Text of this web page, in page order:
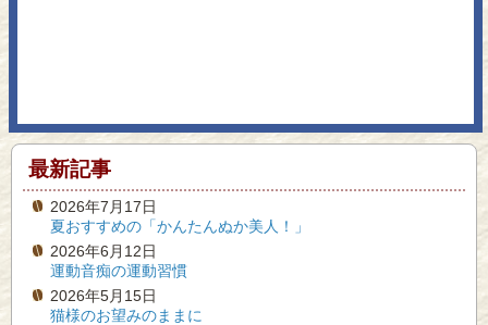
最新記事
2026年7月17日
夏おすすめの「かんたんぬか美人！」
2026年6月12日
運動音痴の運動習慣
2026年5月15日
猫様のお望みのままに